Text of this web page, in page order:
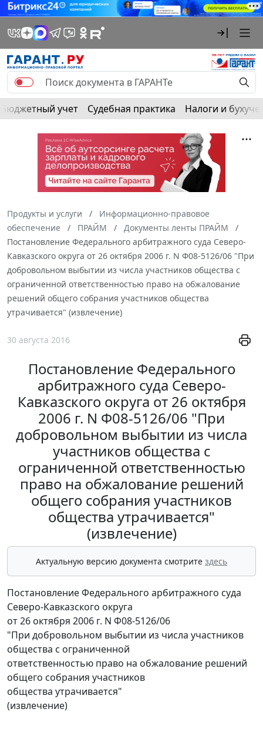
Бюджетный учет Судебная практика Налоги и
Продукты и услуги
Информационно-правовое
обеспечение
ПРАЙМ
Документы ленты ПРАЙМ
Постановление Федерального арбитражного суда Северо-
Кавказского округа от 26 октября 2006 г. N Ф08-5126/06 "При
добровольном выбытии из числа участников общества с
ограниченной ответственностью право на обжалование
решений общего собрания участников общества
утрачивается" (извлечение)
30 августа 2016
Постановление Федерального
арбитражного суда Северо-
Кавказского округа от 26 октября
2006 г. N Ф08-5126/06 "При
добровольном выбытии из числа
участников общества с
ограниченной ответственностью
право на обжалование решений
общего собрания участников
общества утрачивается"
(извлечение)
Актуальную версию документа смотрите здесь
Постановление Федерального арбитражного суда
Северо-Кавказского округа
от 26 октября 2006 г. N Ф08-5126/06
"При добровольном выбытии из числа участников
общества с ограниченной
ответственностью право на обжалование решений
общего собрания участников
общества утрачивается"
(извлечение)